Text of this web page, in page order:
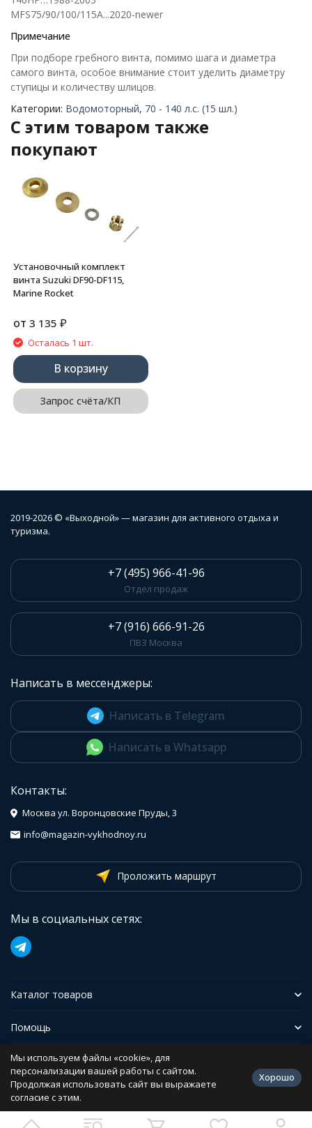
MFS75/90/100/115A...2020-newer
Примечание
При подборе гребного винта, помимо шага и диаметра
самого винта, особое внимание стоит уделить диаметру
ступицы и количеству шлицов.
Категории: Водомоторный, 70 - 140 л.с. (15 шл.)
C этим товаром также
покупают
Установочный комплект
винта Suzuki DF90-DF115,
Marine Rocket
от 3 135 ₽
Осталась 1 шт.
В корзину
Запрос счёта/КП
2019-2026 © «Выходной» — магазин для активного отдыха и
туризма.
+7 (495) 966-41-96
Отдел продаж
+7 (916) 666-91-26
ПВЗ Москва
Написать в мессенджеры:
Написать в Telegram
Написать в Whatsapp
Контакты:
Москва ул. Воронцовские Пруды, 3
info@magazin-vykhodnoy.ru
Проложить маршрут
Мы в социальных сетях:
Каталог товаров
Помощь
Иформация
Политика персональных данных
Мы используем файлы «cookie», для
персонализации вашей работы с сайтом.
Продолжая использовать сайт вы выражаете
согласие с этим.
Хорошо